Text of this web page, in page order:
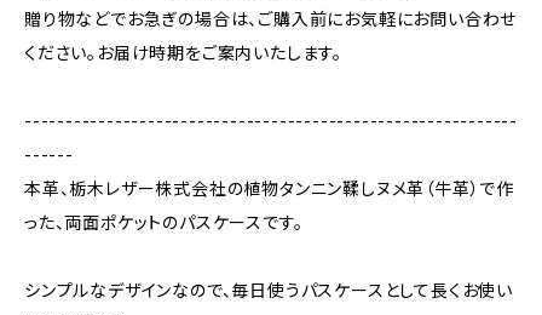
贈り物などでお急ぎの場合は、ご購入前にお気軽にお問い合わせ
ください。お届け時期をご案内いたします。
------------------------------------------------------------
------
本革、栃木レザー株式会社の植物タンニン鞣しヌメ革（牛革）で作
った、両面ポケットのパスケースです。
シンプルなデザインなので、毎日使うパスケースとして長くお使い